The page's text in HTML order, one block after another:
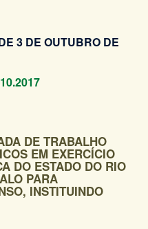
3 DE OUTUBRO DE
DE TRABALHO
EM EXERCÍCIO
DO ESTADO DO RIO
PARA
INSTITUINDO